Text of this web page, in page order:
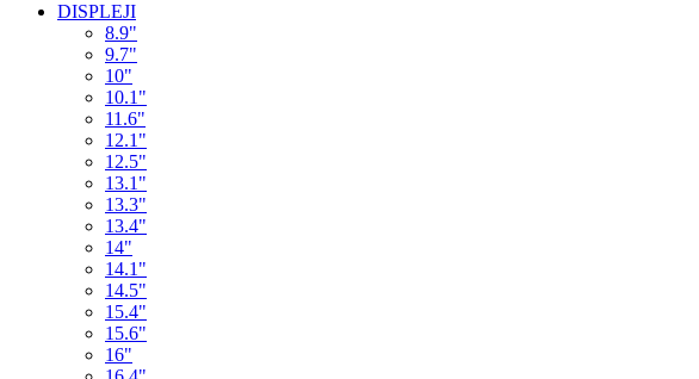
DISPLEJI
8.9"
9.7"
10"
10.1"
11.6"
12.1"
12.5"
13.1"
13.3"
13.4"
14"
14.1"
14.5"
15.4"
15.6"
16"